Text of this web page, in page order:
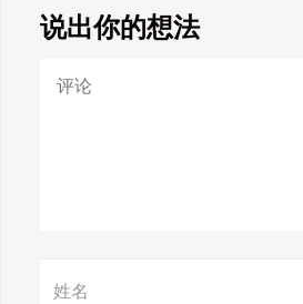
Google SEO终
说出你的想法